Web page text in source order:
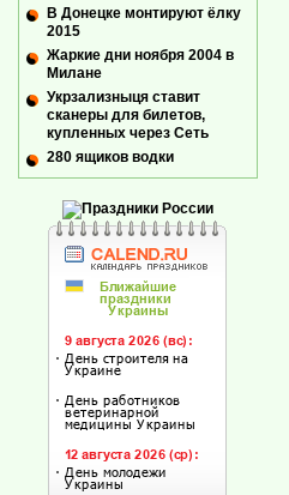
В Донецке монтируют ёлку
2015
Жаркие дни ноября 2004 в
Милане
Укрзализныця ставит
сканеры для билетов,
купленных через Сеть
280 ящиков водки